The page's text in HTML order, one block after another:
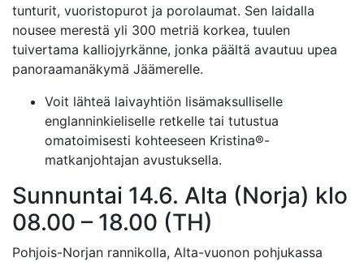
tunturit, vuoristopurot ja porolaumat. Sen laidalla
nousee merestä yli 300 metriä korkea, tuulen
tuivertama kalliojyrkänne, jonka päältä avautuu upea
panoraamanäkymä Jäämerelle.
Voit lähteä laivayhtiön lisämaksulliselle
englanninkieliselle retkelle tai tutustua
omatoimisesti kohteeseen Kristina®-
matkanjohtajan avustuksella.
Sunnuntai 14.6. Alta (Norja) klo
08.00 – 18.00 (TH)
Pohjois-Norjan rannikolla, Alta-vuonon pohjukassa